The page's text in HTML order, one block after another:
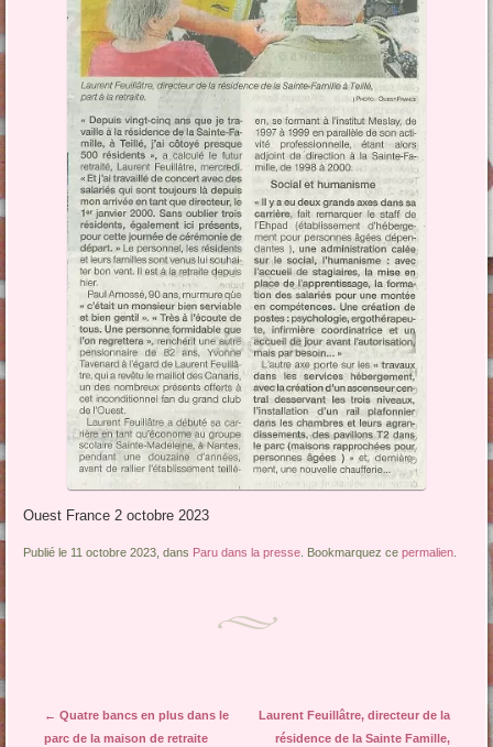
Ouest France 2 octobre 2023
Publié le 11 octobre 2023, dans Paru dans la presse . Bookmarquez cepermalien
Navigation des articles
← Quatre bancs en plus dans le
parc de la maison de retraite
Laurent Feuillâtre, directeur de la
résidence de la Sainte Famille,